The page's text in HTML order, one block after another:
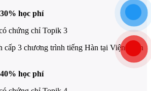
học phí
chứng chỉ Topik 3
cấp 3 chương trình tiếng Hàn tại Viện ngôn
học phí